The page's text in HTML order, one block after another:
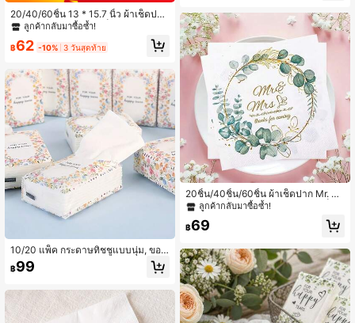
20/40/60ชิ้น 13 * 15.7 นิ้ว ผ้าเช็ดปาก
สีเขียวมะกอก กระดาษเช็ดปากสำหรับง
านเลี้ยงอาหารค่ำแบบใช้แล้วทิ้ง 2 ชั้น
ลายใบไม้สีทอง สำหรับงานเลี้ยงอาหาร
ลูกค้ากลับมาซื้อซ้ำ!
฿62 -10% 3 วันสุดท้าย
10/20 แพ็ค กระดาษทิชชูแบบนุ่ม, ของ
ชำร่วยงานแต่งงานและของขวัญฉลอง
ที่เหมาะ
฿99
ร์ตี้ คริสต์มาส
20ชิ้น/40ชิ้น/60ชิ้น ผ้าเช็ดปาก Mr. &
Mrs., ผ้าเช็ดปากงานแต่งงาน, ผ้าเช็ดป
ลัยใบไม้ Mr. & Mrs., เหมาะสำหรับงาน
บนโต๊ะอาหาร, ลายใบยูคาลิปตัส, สไตล์
วินเทจ, ตกแต่งงานแต่งงานปาร์ตี้
ลูกค้ากลับมาซื้อซ้ำ!
฿69